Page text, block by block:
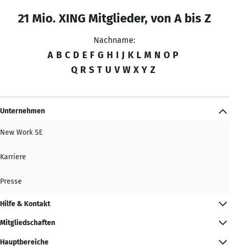
21 Mio. XING Mitglieder, von A bis Z
Nachname:
A B C D E F G H I J K L M N O P
Q R S T U V W X Y Z
Unternehmen
New Work SE
Karriere
Presse
Hilfe & Kontakt
Mitgliedschaften
Hauptbereiche